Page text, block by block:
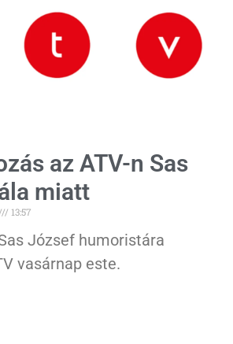
az ATV-n Sas
miatt
13:57
József humoristára
vasárnap este.